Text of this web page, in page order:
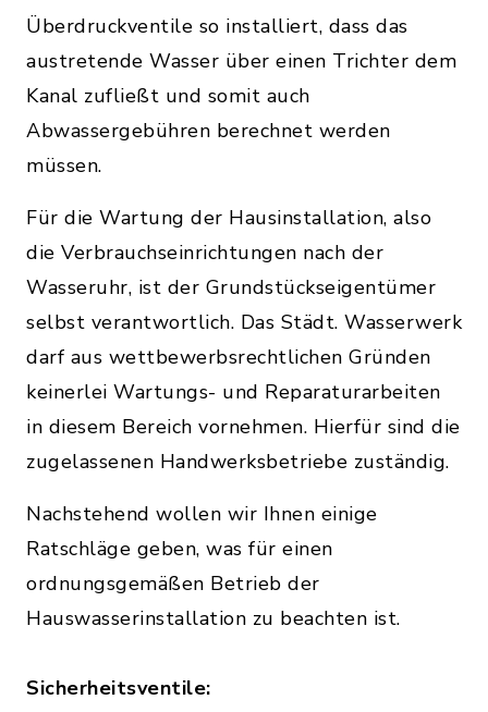
Überdruckventile so installiert, dass das
austretende Wasser über einen Trichter dem
Kanal zufließt und somit auch
Abwassergebühren berechnet werden
müssen.
Für die Wartung der Hausinstallation, also
die Verbrauchseinrichtungen nach der
Wasseruhr, ist der Grundstückseigentümer
selbst verantwortlich. Das Städt. Wasserwerk
darf aus wettbewerbsrechtlichen Gründen
keinerlei Wartungs- und Reparaturarbeiten
in diesem Bereich vornehmen. Hierfür sind die
zugelassenen Handwerksbetriebe zuständig.
Nachstehend wollen wir Ihnen einige
Ratschläge geben, was für einen
ordnungsgemäßen Betrieb der
Hauswasserinstallation zu beachten ist.
Sicherheitsventile: